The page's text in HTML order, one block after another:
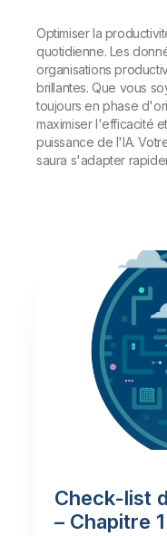
Optimiser la
quotidienne. Les
organisations
brillantes. Que vous
toujours en phase
maximiser l'efficacité
puissance de l'IA.
saura s'adapter
Check-list
– Chapitre 1